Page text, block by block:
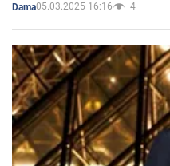
Dama05.03.2025 16:16 4